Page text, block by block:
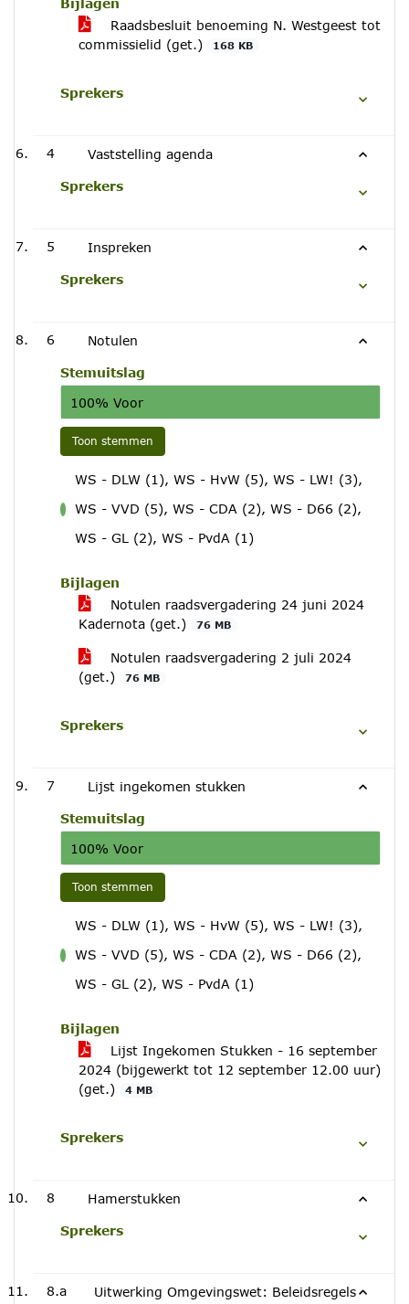
Bijlagen
Raadsbesluit benoeming N. Westgeest tot
commissielid (get.)
168 KB
Sprekers
4 Vaststelling agenda
Sprekers
5 Inspreken
Sprekers
6 Notulen
Stemuitslag
100% Voor
Toon stemmen
WS - DLW (1), WS - HvW (5), WS - LW! (3),
WS - VVD (5), WS - CDA (2), WS - D66 (2),
WS - GL (2), WS - PvdA (1)
Bijlagen
Notulen raadsvergadering 24 juni 2024
Kadernota (get.)
76 MB
Notulen raadsvergadering 2 juli 2024
(get.)
76 MB
Sprekers
7 Lijst ingekomen stukken
Stemuitslag
100% Voor
Toon stemmen
WS - DLW (1), WS - HvW (5), WS - LW! (3),
WS - VVD (5), WS - CDA (2), WS - D66 (2),
WS - GL (2), WS - PvdA (1)
Bijlagen
Lijst Ingekomen Stukken - 16 september
2024 (bijgewerkt tot 12 september 12.00 uur)
(get.)
4 MB
Sprekers
8 Hamerstukken
Sprekers
8.a
Uitwerking Omgevingswet: Beleidsregels